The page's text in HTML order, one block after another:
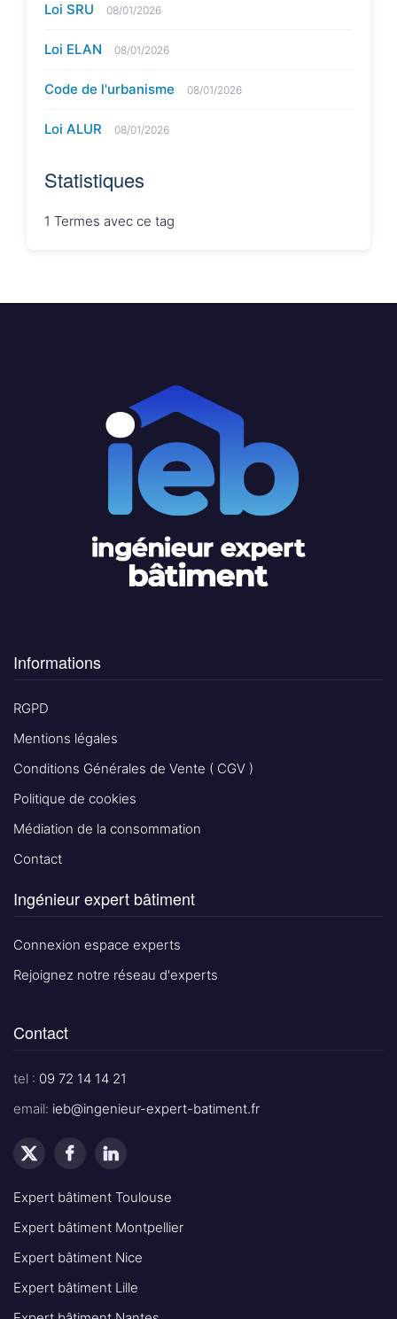
Loi SRU 08/01/2026
Loi ELAN 08/01/2026
Code de l'urbanisme 08/01/2026
Loi ALUR 08/01/2026
Statistiques
1 Termes avec ce tag
Informations
RGPD
Mentions légales
Conditions Générales de Vente ( CGV )
Politique de cookies
Médiation de la consommation
Contact
Ingénieur expert bâtiment
Connexion espace experts
Rejoignez notre réseau d'experts
Contact
tel : 09 72 14 14 21
email: ieb@ingenieur-expert-batiment.fr
Expert bâtiment Toulouse
Expert bâtiment Montpellier
Expert bâtiment Nice
Expert bâtiment Lille